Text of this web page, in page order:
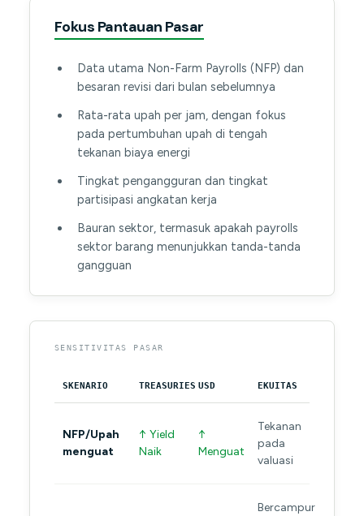
Fokus Pantauan Pasar
Data utama Non-Farm Payrolls (NFP) dan
besaran revisi dari bulan sebelumnya
Rata-rata upah per jam, dengan fokus
pada pertumbuhan upah di tengah
tekanan biaya energi
Tingkat pengangguran dan tingkat
partisipasi angkatan kerja
Bauran sektor, termasuk apakah payrolls
sektor barang menunjukkan tanda-tanda
gangguan
SENSITIVITAS PASAR
SKENARIO TREASURIES USD EKUITAS
NFP/Upah
menguat
↑ Yield
Naik
↑
Menguat
Tekanan
pada
valuasi
Bercampur